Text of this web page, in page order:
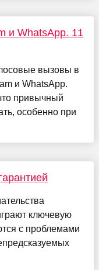
и WhatsApp. 11
вызовы в
и WhatsApp.
привычный
особенно при
ключевую
с проблемами